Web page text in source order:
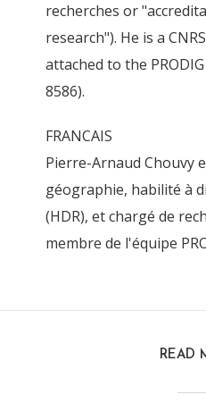
recherches or
research"). He is a
attached to the
8586).
FRANCAIS
Pierre-Arnaud Chouvy
géographie, habilité à
(HDR), et chargé de
membre de l'équipe
READ